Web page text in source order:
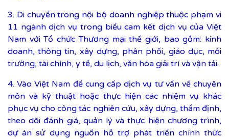
3. Di chuyển trong nội bộ doanh nghiệp thuộc phạm vi
11 ngành dịch vụ trong biểu cam kết dịch vụ của Việt
Nam với Tổ chức Thương mại thế giới, bao gồm: kinh
doanh, thông tin, xây dựng, phân phối, giáo dục, môi
trường, tài chính, y tế, du lịch, văn hóa giải trí và vận tải.
4. Vào Việt Nam để cung cấp dịch vụ tư vấn về chuyên
môn và kỹ thuật hoặc thực hiện các nhiệm vụ khác
phục vụ cho công tác nghiên cứu, xây dựng, thẩm định,
theo dõi đánh giá, quản lý và thực hiện chương trình,
dự án sử dụng nguồn hỗ trợ phát triển chính thức